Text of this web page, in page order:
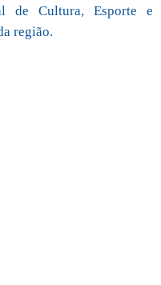
de Cultura, Esporte e
região.